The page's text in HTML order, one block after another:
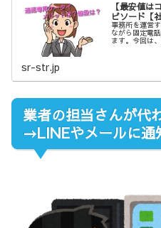
【最安値は
ピソード【
事務所を運営
ながら固定電
ます。今回は
sr-str.jp
業者の担当さんが代
→LINEやメールに通